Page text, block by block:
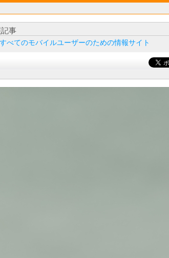
事
べてのモバイルユーザーのための情報サイト